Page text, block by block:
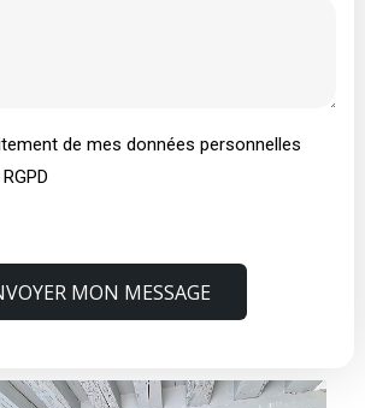
de mes données personnelles
MON MESSAGE